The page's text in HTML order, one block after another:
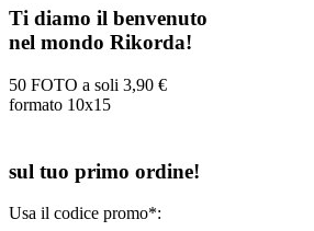
Ti diamo il benvenuto
nel mondo Rikorda!
50 FOTO a soli 3,90 €
formato 10x15
sul tuo primo ordine!
Usa il codice promo*: